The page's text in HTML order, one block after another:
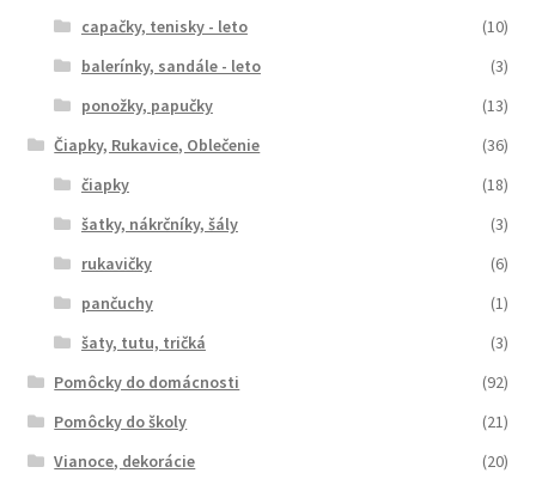
capačky, tenisky - leto
(10)
balerínky, sandále - leto
(3)
ponožky, papučky
(13)
Čiapky, Rukavice, Oblečenie
(36)
čiapky
(18)
šatky, nákrčníky, šály
(3)
rukavičky
(6)
pančuchy
(1)
šaty, tutu, tričká
(3)
Pomôcky do domácnosti
(92)
Pomôcky do školy
(21)
Vianoce, dekorácie
(20)